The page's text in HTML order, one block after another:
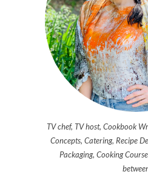
TV chef, TV host, Cookbook
Concepts, Catering, Recipe
Packaging, Cooking